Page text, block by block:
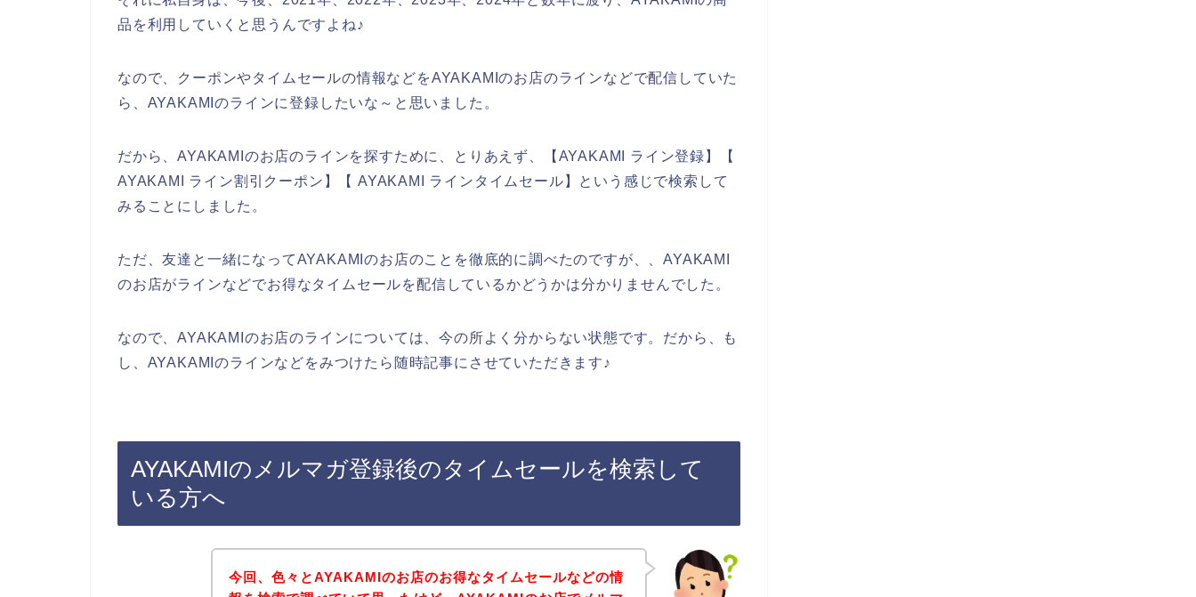
品を利用していくと思うんですよね♪
なので、クーポンやタイムセールの情報などをAYAKAMIのお店のラインなどで配信していた
ら、AYAKAMIのラインに登録したいな～と思いました。
だから、AYAKAMIのお店のラインを探すために、とりあえず、【AYAKAMI ライン登録】【
AYAKAMI ライン割引クーポン】【 AYAKAMI ラインタイムセール】という感じで検索して
みることにしました。
ただ、友達と一緒になってAYAKAMIのお店のことを徹底的に調べたのですが、、AYAKAMI
のお店がラインなどでお得なタイムセールを配信しているかどうかは分かりませんでした。
なので、AYAKAMIのお店のラインについては、今の所よく分からない状態です。だから、も
し、AYAKAMIのラインなどをみつけたら随時記事にさせていただきます♪
AYAKAMIのメルマガ登録後のタイムセールを検索して
いる方へ
今回、色々とAYAKAMIのお店のお得なタイムセールなどの情